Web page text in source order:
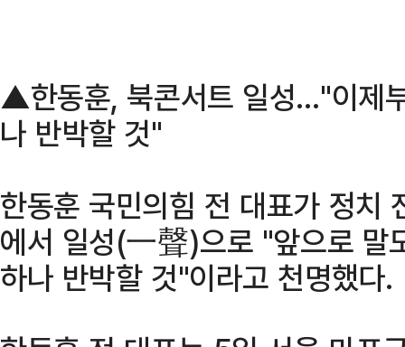
▲한동훈, 북콘서트 일성…"이제
나 반박할 것"
한동훈 국민의힘 전 대표가 정치
에서 일성(一聲)으로 "앞으로 말
하나 반박할 것"이라고 천명했다.